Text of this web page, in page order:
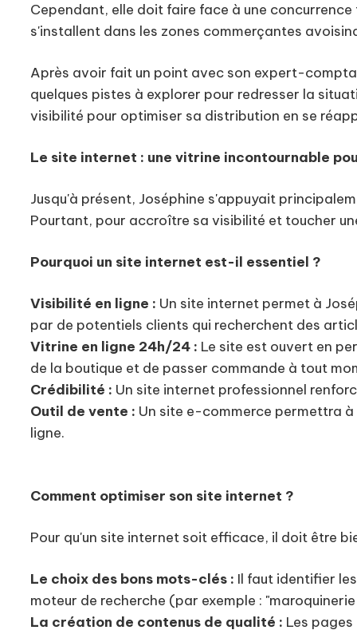
Cependant, elle doit faire face à une
s'installent dans les zones commerçantes
Après avoir fait un point avec son expert-
quelques pistes à explorer pour redresser la
visibilité pour optimiser sa distribution en se
Le site internet : une vitrine incontournable
Jusqu'à présent, Joséphine s'appuyait
Pourtant, pour accroître sa visibilité et toucher
Pourquoi un site internet est-il essentiel ?
Visibilité en ligne : Un site internet permet à
par de potentiels clients qui recherchent des
Vitrine en ligne 24h/24 : Le site est ouvert en
de la boutique et de passer commande à tout
Crédibilité : Un site internet professionnel
Outil de vente : Un site e-commerce permettra
ligne.
Comment optimiser son site internet ?
Pour qu'un site internet soit efficace, il doit être
Le choix des bons mots-clés : Il faut identifier
moteur de recherche (par exemple :
La création de contenus de qualité : Les